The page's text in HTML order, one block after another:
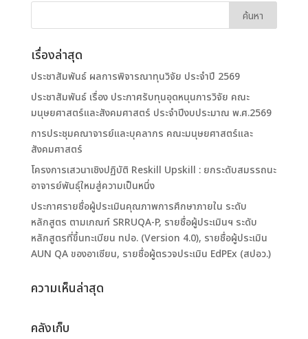
เรื่องล่าสุด
ประชาสัมพันธ์ ผลการพิจารณาทุนวิจัย ประจำปี 2569
ประชาสัมพันธ์ เรื่อง ประกาศรับทุนอุดหนุนการวิจัย คณะ
มนุษยศาสตร์และสังคมศาสตร์ ประจำปีงบประมาณ พ.ศ.2569
การประชุมคณาจารย์และบุคลากร คณะมนุษยศาสตร์และ
สังคมศาสตร์
โครงการเสวนาเชิงปฏิบัติ Reskill Upskill : ยกระดับสมรรถนะ
อาจารย์พันธุ์ใหมสู่ความเป็นหนึ่ง
ประกาศรายชื่อผู้ประเมินคุณภาพการศึกษาภายใน ระดับ
หลักสูตร ตามเกณฑ์ SRRUQA-P, รายชื่อผู้ประเมินฯ ระดับ
หลักสูตรที่ขึ้นทะเบียน ทปอ. (Version 4.0), รายชื่อผู้ประเมิน
AUN QA ของอาเซียน, รายชื่อผู้ตรวจประเมิน EdPEx (สปอว.)
ความเห็นล่าสุด
คลังเก็บ